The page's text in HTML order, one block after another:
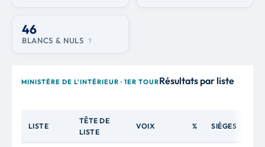
46
BLANCS & NULS ?
MINISTÈRE DE L'INTÉRIEUR · 1ER TOURRésultats par liste
LISTE
TÊTE DE
LISTE
VOIX % SIÈGES